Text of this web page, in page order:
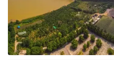
Cơ quan chủ quản: Đài Truyền
Cơ quan báo chí:Thời báo VTV
Giấy phép hoạt động báo in và